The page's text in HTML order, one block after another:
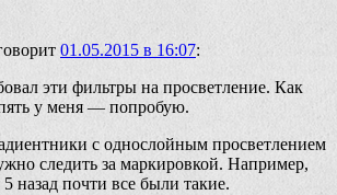
01.05.2015 в 16:07:
эти фильтры на просветление. Как
у меня — попробую.
с однослойным просветлением
следить за маркировкой. Например,
назад почти все были такие.